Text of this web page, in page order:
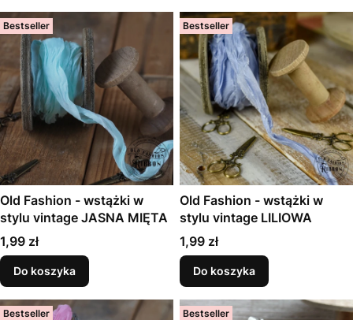
Bestseller
Old Fashion - wstążki w
stylu vintage JASNA MIĘTA
Cena
1,99 zł
Do koszyka
Bestseller
Old Fashion - wstążki w
stylu vintage LILIOWA
Cena
1,99 zł
Do koszyka
Bestseller Bestseller